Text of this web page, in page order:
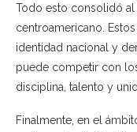
Todo esto consolidó
centroamericano.
identidad nacional y
puede competir con
disciplina, talento y
Finalmente, en el